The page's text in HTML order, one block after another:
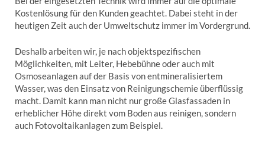
Kostenlösung für den Kunden geachtet. Dabei steht in der
heutigen Zeit auch der Umweltschutz immer im Vordergrund.
Deshalb arbeiten wir, je nach objektspezifischen
Möglichkeiten, mit Leiter, Hebebühne oder auch mit
Osmoseanlagen auf der Basis von entmineralisiertem
Wasser, was den Einsatz von Reinigungschemie überflüssig
macht. Damit kann man nicht nur große Glasfassaden in
erheblicher Höhe direkt vom Boden aus reinigen, sondern
auch Fotovoltaikanlagen zum Beispiel.